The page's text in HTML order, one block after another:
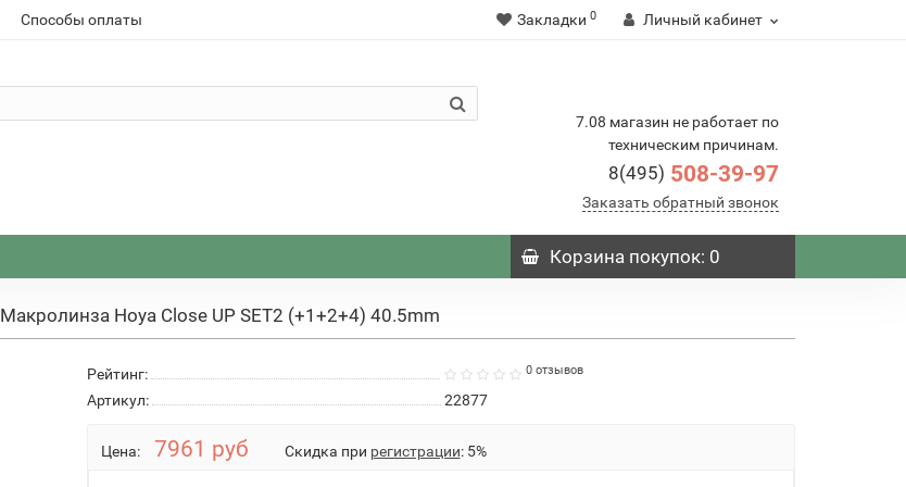
Способы оплаты Закладки 0 Личный кабинет
7.08 магазин не работает по
техническим причинам.
8(495) 508-39-97
Заказать обратный звонок
Корзинапокупок: 0
Макролинза Hoya Close UP SET2 (+1+2+4) 40.5mm
Рейтинг: 0 отзывов
Артикул: 22877
Цена: 7961 руб Скидка при регистрации: 5%